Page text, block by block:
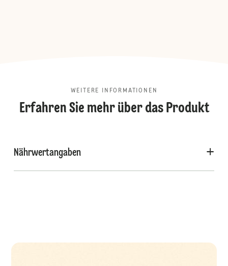
WEITERE INFORMATIONEN
Erfahren Sie mehr über das Produkt
Nährwertangaben